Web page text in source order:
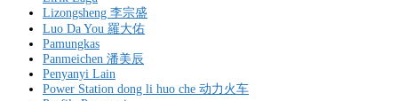
Lizongsheng 李宗盛
Luo Da You 羅大佑
Pamungkas
Panmeichen 潘美辰
Penyanyi Lain
Power Station dong li huo che 动力火车